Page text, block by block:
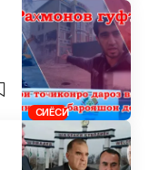
СИЁСӢ